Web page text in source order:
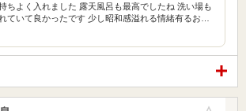
ちよく入れました 露天風呂も最高でしたね 洗い場も
ていて良かったです 少し昭和感溢れる情緒有るお…